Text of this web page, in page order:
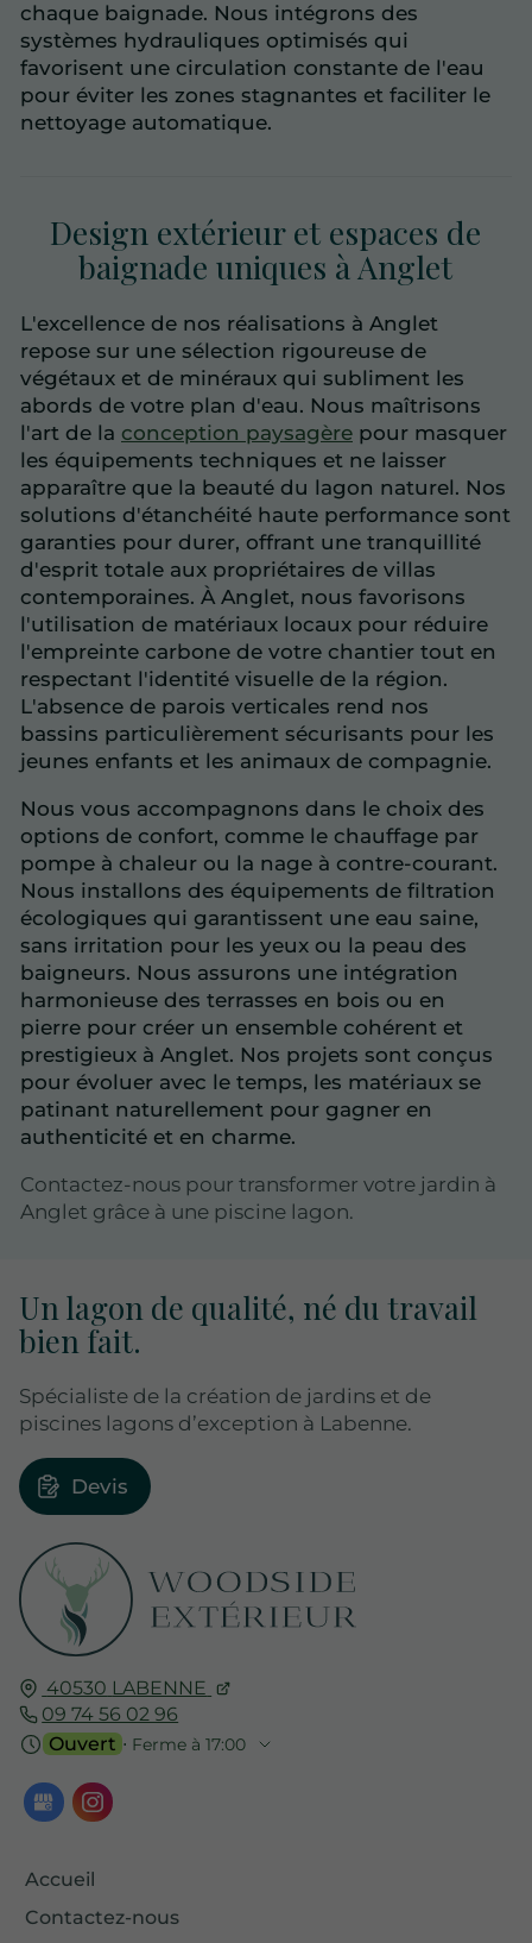
chaque baignade. Nous intégrons des
systèmes hydrauliques optimisés qui
favorisent une circulation constante de l'eau
pour éviter les zones stagnantes et faciliter le
nettoyage automatique.
Design extérieur et espaces de
baignade uniques à Anglet
L'excellence de nos réalisations à Anglet
repose sur une sélection rigoureuse de
végétaux et de minéraux qui subliment les
abords de votre plan d'eau. Nous maîtrisons
l'art de la conception paysagère pour masquer
les équipements techniques et ne laisser
apparaître que la beauté du lagon naturel. Nos
solutions d'étanchéité haute performance sont
garanties pour durer, offrant une tranquillité
d'esprit totale aux propriétaires de villas
contemporaines. À Anglet, nous favorisons
l'utilisation de matériaux locaux pour réduire
l'empreinte carbone de votre chantier tout en
respectant l'identité visuelle de la région.
L'absence de parois verticales rend nos
bassins particulièrement sécurisants pour les
jeunes enfants et les animaux de compagnie.
Nous vous accompagnons dans le choix des
options de confort, comme le chauffage par
pompe à chaleur ou la nage à contre-courant.
Nous installons des équipements de filtration
écologiques qui garantissent une eau saine,
sans irritation pour les yeux ou la peau des
baigneurs. Nous assurons une intégration
harmonieuse des terrasses en bois ou en
pierre pour créer un ensemble cohérent et
prestigieux à Anglet. Nos projets sont conçus
pour évoluer avec le temps, les matériaux se
patinant naturellement pour gagner en
authenticité et en charme.
Contactez-nous pour transformer votre jardin à
Anglet grâce à une piscine lagon.
40530 LABENNE
09 74 56 02 96
Ouvert ⋅ Ferme à 17:00
Accueil
Contactez-nous
Un lagon de qualité, né du travail
bien fait.
Spécialiste de la création de jardins et de
piscines lagons d’exception à Labenne.
Devis